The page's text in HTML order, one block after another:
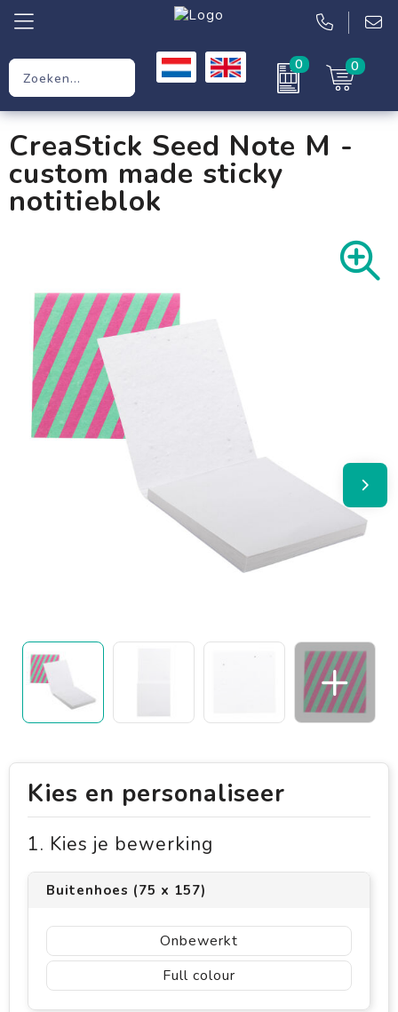
0 0
Werkkleding
Kleding
CreaStick Seed Note M -
custom made sticky
notitieblok
Kies en personaliseer
1. Kies je bewerking
Buitenhoes (75 x 157)
Onbewerkt
Full colour